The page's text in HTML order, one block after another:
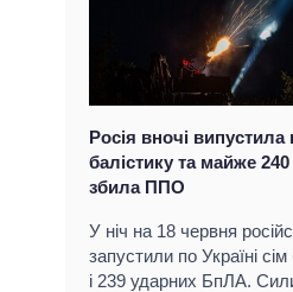
Росія вночі випустила
балістику та майже
збила ППО
У ніч на 18 червня
запустили по Україні
і 239 ударних БпЛА.